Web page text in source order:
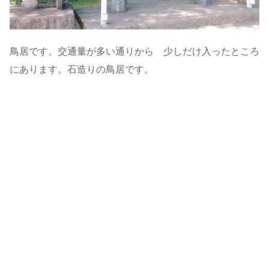
鳥居です。交通量が多い通りから 少しだけ入ったところ
にあります。石造りの鳥居です。